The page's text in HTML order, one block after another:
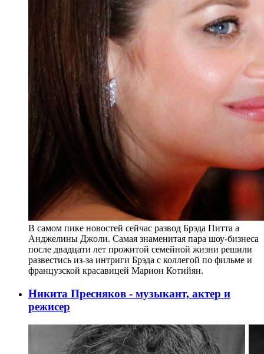
В самом пике новостей сейчас развод Брэда Питта а
Анджелины Джоли. Самая знаменитая пара шоу-бизнеса
после двадцати лет прожитой семейной жизни решили
развестись из-за интриги Брэда с коллегой по фильме и
французской красавицей Марион Котийян.
Никита Пресняков - музыкант, актер и
режисер